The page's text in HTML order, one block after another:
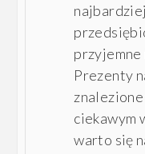
Prezenty
ciekawym
warto się